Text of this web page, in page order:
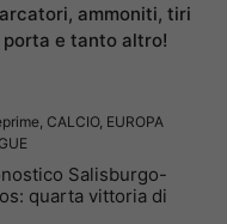
ammoniti, tiri
porta e tanto altro!
, CALCIO, EUROPA
Salisburgo-
quarta vittoria di